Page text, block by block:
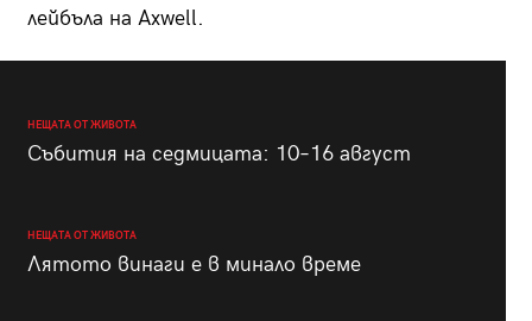
лейбъла на Axwell.
НЕЩАТА ОТ ЖИВОТА
Събития на седмицата: 10–16 август
НЕЩАТА ОТ ЖИВОТА
Лятото винаги е в минало време